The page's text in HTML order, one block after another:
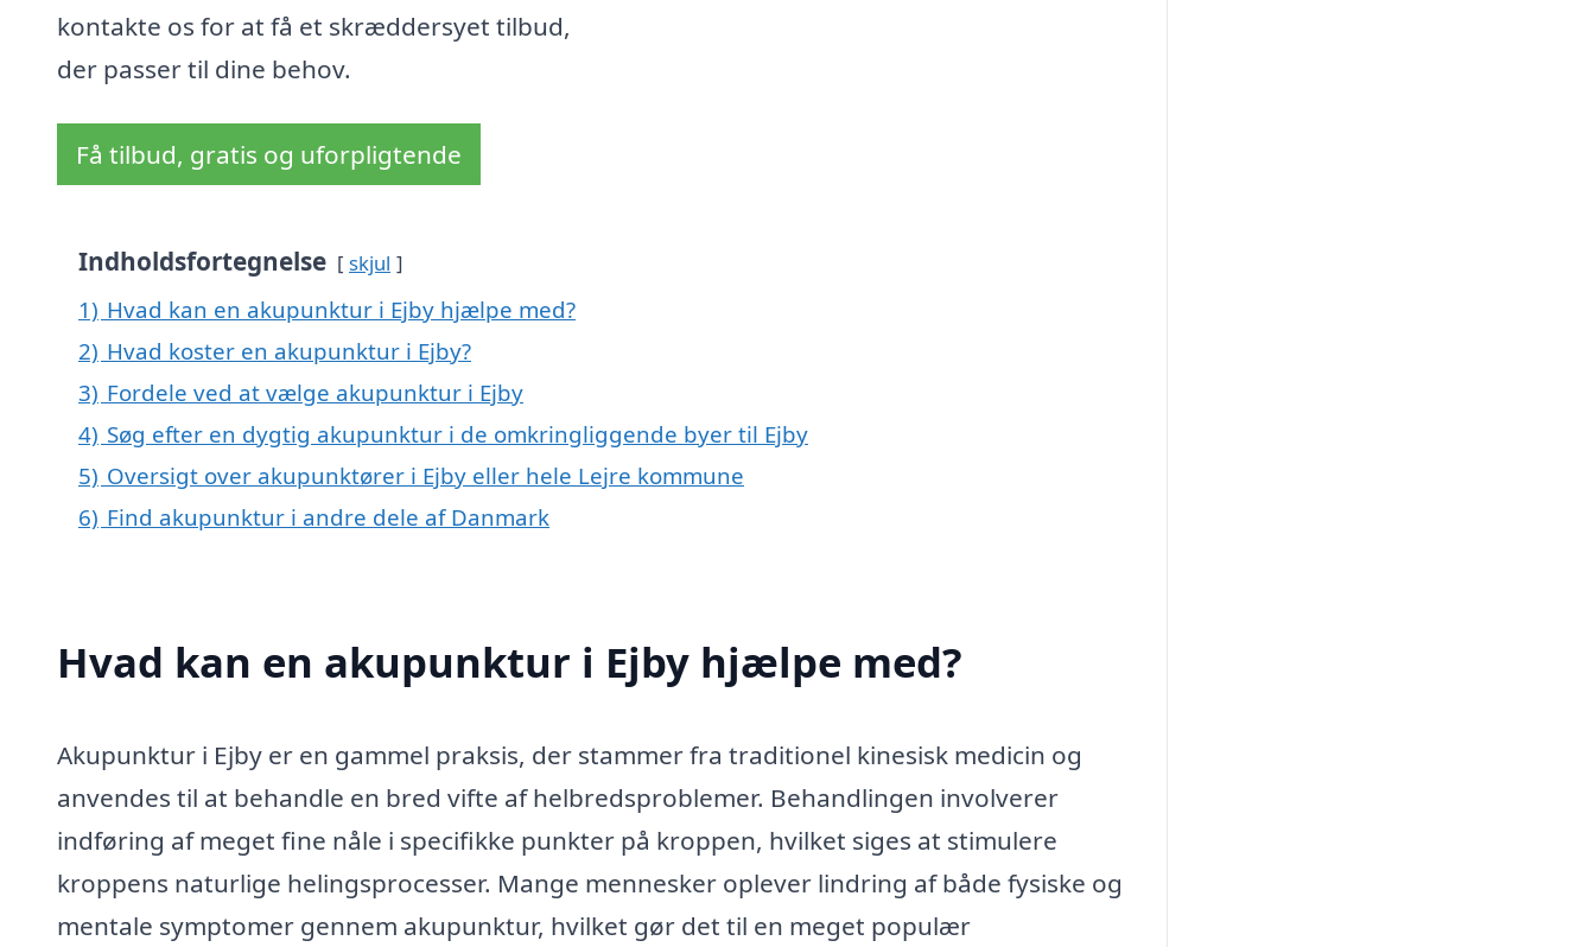
kontakte os for at få et skræddersyet tilbud,
der passer til dine behov.
Få tilbud, gratis og uforpligtende
Indholdsfortegnelse skjul
1) Hvad kan en akupunktur i Ejby hjælpe med?
2) Hvad koster en akupunktur i Ejby?
3) Fordele ved at vælge akupunktur i Ejby
4) Søg efter en dygtig akupunktur i de omkringliggende byer til Ejby
5) Oversigt over akupunktører i Ejby eller hele Lejre kommune
6) Find akupunktur i andre dele af Danmark
Hvad kan en akupunktur i Ejby hjælpe med?
Akupunktur i Ejby er en gammel praksis, der stammer fra traditionel kinesisk medicin og
anvendes til at behandle en bred vifte af helbredsproblemer. Behandlingen involverer
indføring af meget fine nåle i specifikke punkter på kroppen, hvilket siges at stimulere
kroppens naturlige helingsprocesser. Mange mennesker oplever lindring af både fysiske og
mentale symptomer gennem akupunktur, hvilket gør det til en meget populær